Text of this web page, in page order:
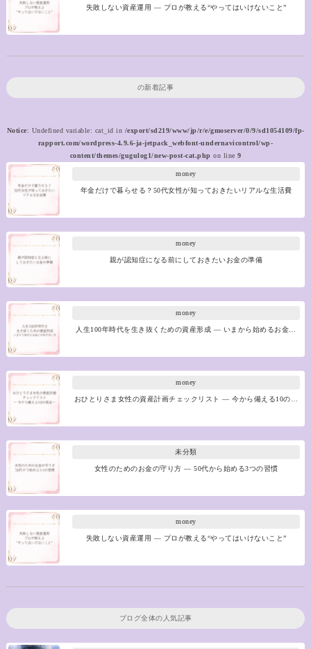
失敗しない資産運用 ― プロが教える“やってはいけないこと”
の新着記事
Notice: Undefined variable: cat_id in /export/sd219/www/jp/r/e/gmoserver/0/9/sd1054109/fp-
rapport.com/wordpress-4.9.6-ja-jetpack_webfont-undernavicontrol/wp-
content/themes/gugulog1/new-post-cat.php on line 9
money
年金だけで暮らせる？50代女性が知っておきたいリアルな生活費
money
親が認知症になる前にしておきたいお金の準備
money
人生100年時代を生き抜くための資産形成 ― いまから始めるお金…
money
おひとりさま女性の資産計画チェックリスト ― 今から備える10の…
未分類
女性のためのお金の守り方 ― 50代から始める3つの習慣
money
失敗しない資産運用 ― プロが教える“やってはいけないこと”
ブログ全体の人気記事